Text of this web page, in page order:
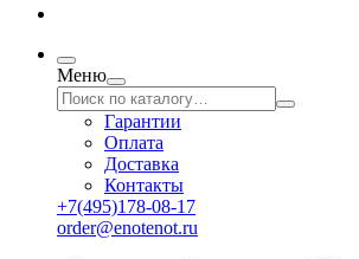
Меню
Гарантии
Оплата
Доставка
Контакты
+7(495)178-08-17
order@enotenot.ru